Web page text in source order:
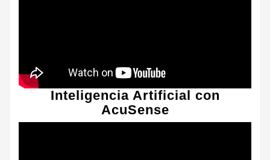
Inteligencia Artificial con
AcuSense